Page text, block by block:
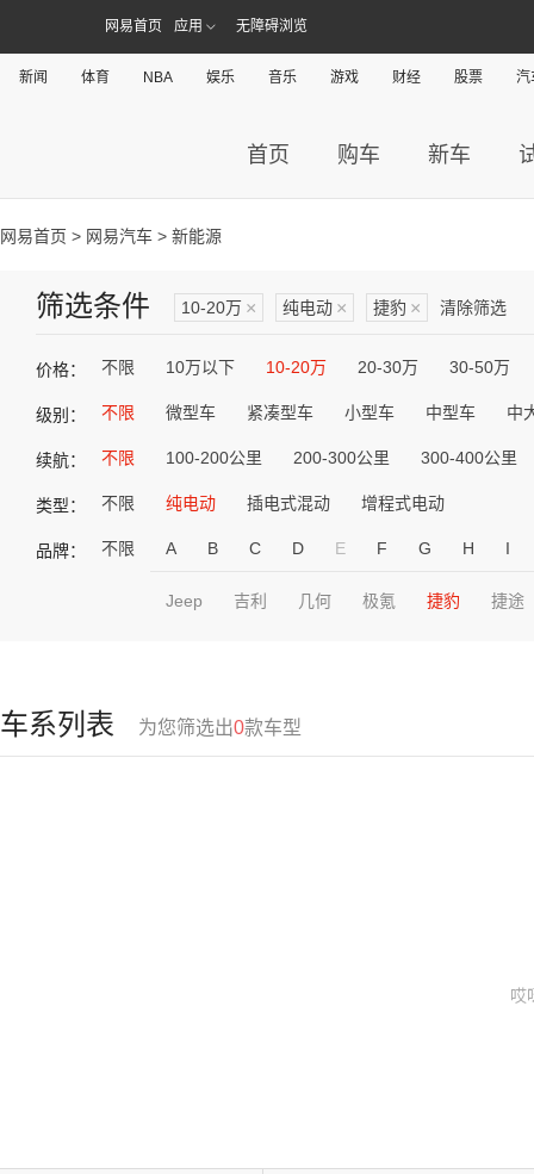
网易首页 应用 无障碍浏览
新闻 体育 NBA 娱乐 音乐 游戏 财经 股票 汽
首页 购车 新车
网易首页 > 网易汽车 > 新能源
筛选条件 10-20万 × 纯电动 × 捷豹 × 清除筛选
价格： 不限 10万以下 10-20万 20-30万 30-50万
级别： 不限 微型车 紧凑型车 小型车 中型车 中
续航： 不限 100-200公里 200-300公里 300-400公里
类型： 不限 纯电动 插电式混动 增程式电动
品牌： 不限 A B C D E F G H I
Jeep 吉利 几何 极氪 捷豹 捷途
车系列表 为您筛选出0款车型
哎